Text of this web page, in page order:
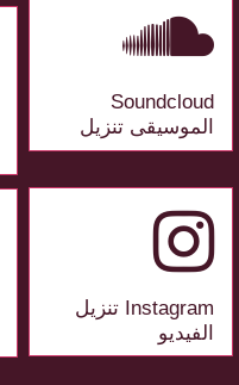
Soundcloud
الموسيقى تنزيل
Instagram تنزيل
الفيديو